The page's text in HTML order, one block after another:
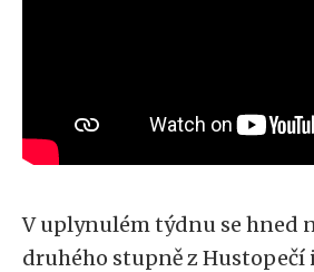
V uplynulém týdnu se hned
druhého stupně z